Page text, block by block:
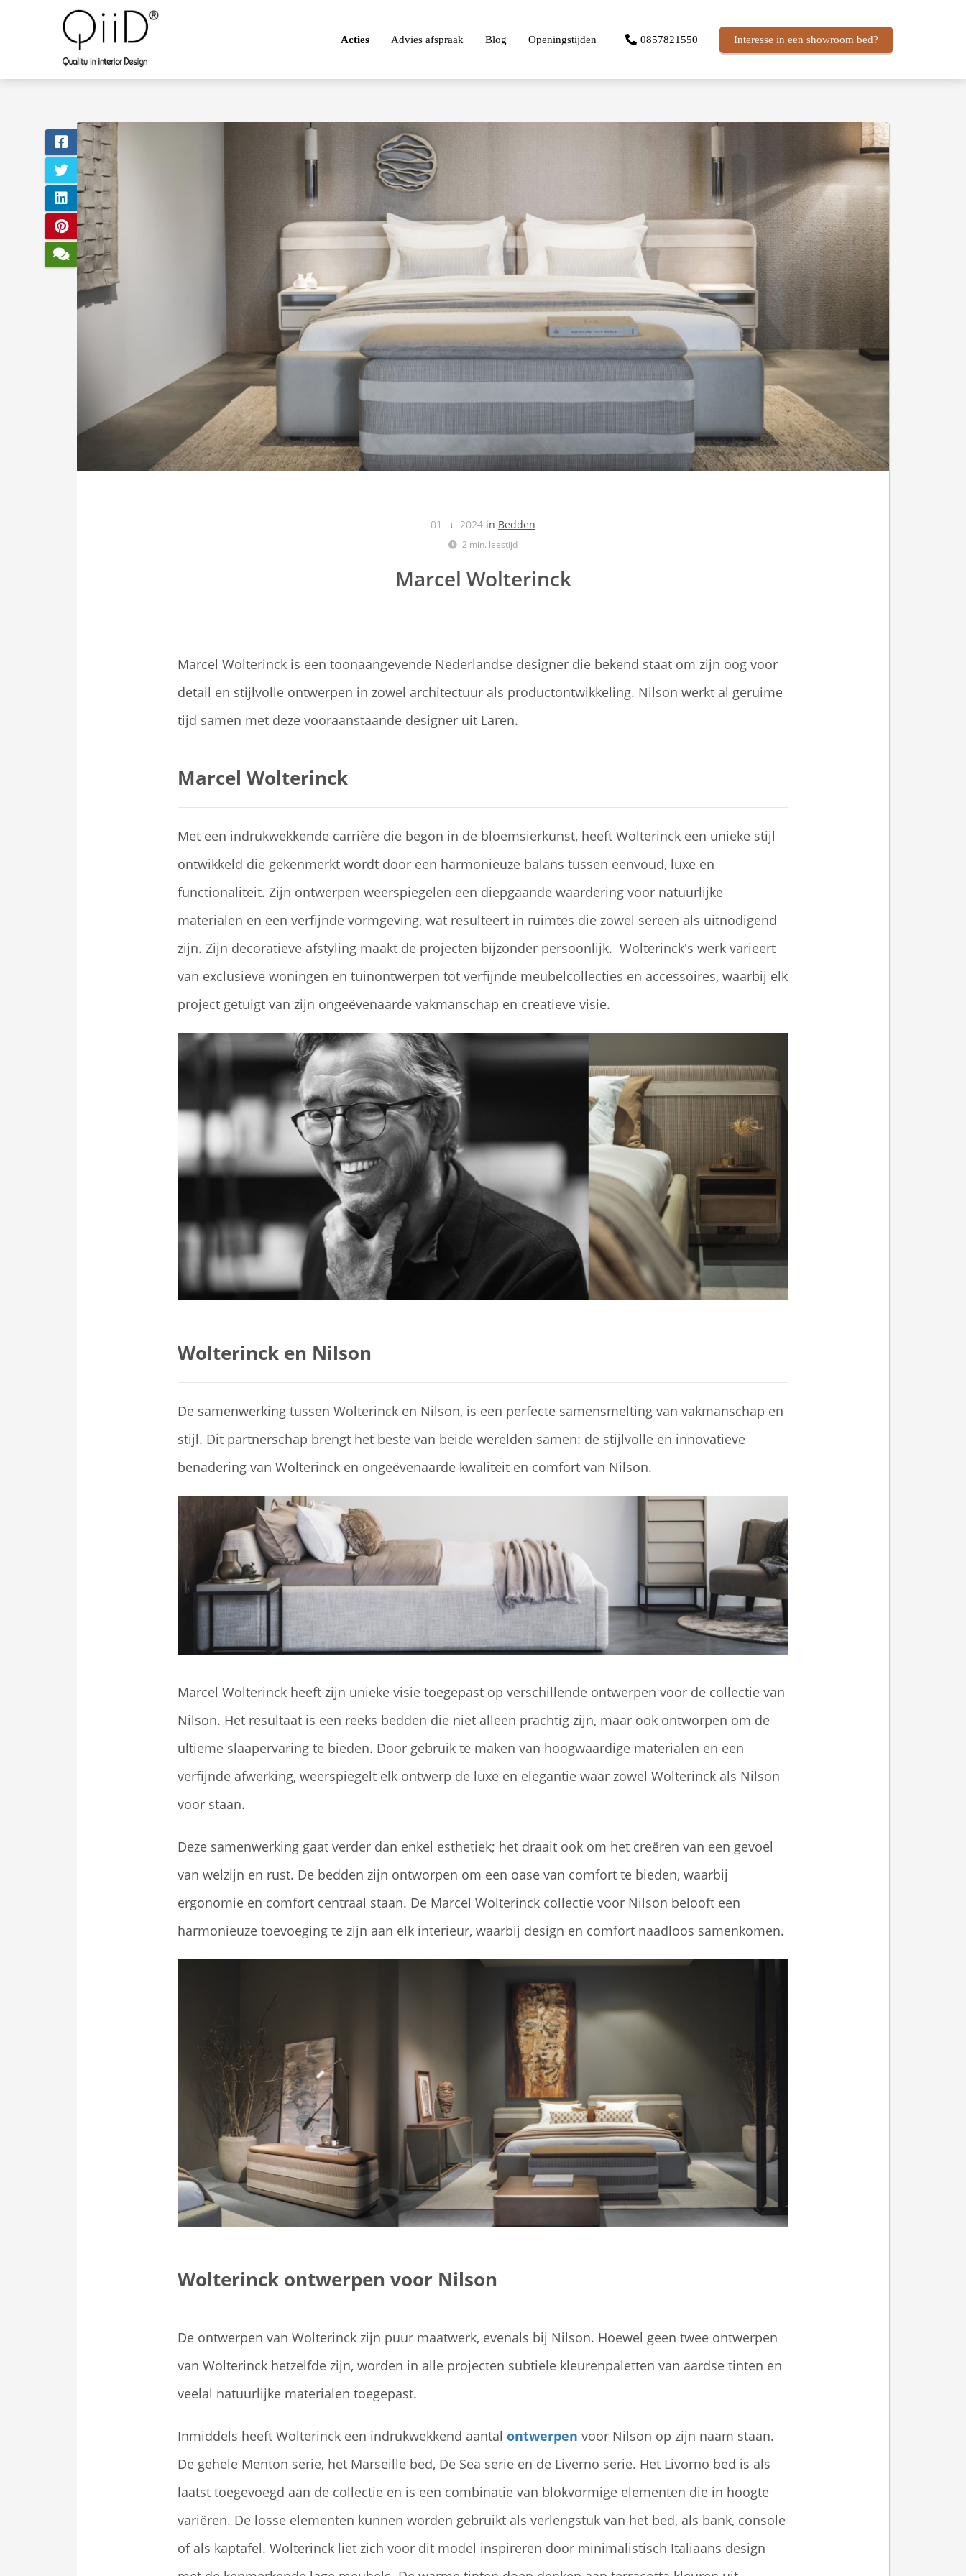
Acties Advies afspraak Blog Openingstijden 0857821550 Interesse in een showroom bed?
01 juli 2024 in Bedden
2 min. leestijd
Marcel Wolterinck
Marcel Wolterinck is een toonaangevende Nederlandse designer die bekend staat om zijn oog voor
detail en stijlvolle ontwerpen in zowel architectuur als productontwikkeling. Nilson werkt al geruime
tijd samen met deze vooraanstaande designer uit Laren.
Marcel Wolterinck
Met een indrukwekkende carrière die begon in de bloemsierkunst, heeft Wolterinck een unieke stijl
ontwikkeld die gekenmerkt wordt door een harmonieuze balans tussen eenvoud, luxe en
functionaliteit. Zijn ontwerpen weerspiegelen een diepgaande waardering voor natuurlijke
materialen en een verfijnde vormgeving, wat resulteert in ruimtes die zowel sereen als uitnodigend
zijn. Zijn decoratieve afstyling maakt de projecten bijzonder persoonlijk. Wolterinck's werk varieert
van exclusieve woningen en tuinontwerpen tot verfijnde meubelcollecties en accessoires, waarbij elk
project getuigt van zijn ongeëvenaarde vakmanschap en creatieve visie.
Wolterinck en Nilson
De samenwerking tussen Wolterinck en Nilson, is een perfecte samensmelting van vakmanschap en
stijl. Dit partnerschap brengt het beste van beide werelden samen: de stijlvolle en innovatieve
benadering van Wolterinck en ongeëvenaarde kwaliteit en comfort van Nilson.
Marcel Wolterinck heeft zijn unieke visie toegepast op verschillende ontwerpen voor de collectie van
Nilson. Het resultaat is een reeks bedden die niet alleen prachtig zijn, maar ook ontworpen om de
ultieme slaapervaring te bieden. Door gebruik te maken van hoogwaardige materialen en een
verfijnde afwerking, weerspiegelt elk ontwerp de luxe en elegantie waar zowel Wolterinck als Nilson
voor staan.
Deze samenwerking gaat verder dan enkel esthetiek; het draait ook om het creëren van een gevoel
van welzijn en rust. De bedden zijn ontworpen om een oase van comfort te bieden, waarbij
ergonomie en comfort centraal staan. De Marcel Wolterinck collectie voor Nilson belooft een
harmonieuze toevoeging te zijn aan elk interieur, waarbij design en comfort naadloos samenkomen.
Wolterinck ontwerpen voor Nilson
De ontwerpen van Wolterinck zijn puur maatwerk, evenals bij Nilson. Hoewel geen twee ontwerpen
van Wolterinck hetzelfde zijn, worden in alle projecten subtiele kleurenpaletten van aardse tinten en
veelal natuurlijke materialen toegepast.
Inmiddels heeft Wolterinck een indrukwekkend aantal ontwerpen voor Nilson op zijn naam staan.
De gehele Menton serie, het Marseille bed, De Sea serie en de Liverno serie. Het Livorno bed is als
laatst toegevoegd aan de collectie en is een combinatie van blokvormige elementen die in hoogte
variëren. De losse elementen kunnen worden gebruikt als verlengstuk van het bed, als bank, console
of als kaptafel. Wolterinck liet zich voor dit model inspireren door minimalistisch Italiaans design